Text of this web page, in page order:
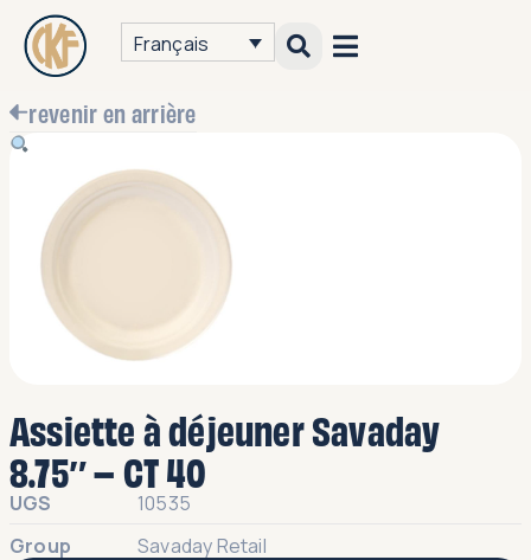
Français
revenir en arrière
Assiette à déjeuner Savaday
8.75″ – CT 40
UGS
10535
Group
Savaday Retail